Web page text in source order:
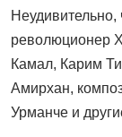
революционер
Камал, Карим
Амирхан,
Урманче и